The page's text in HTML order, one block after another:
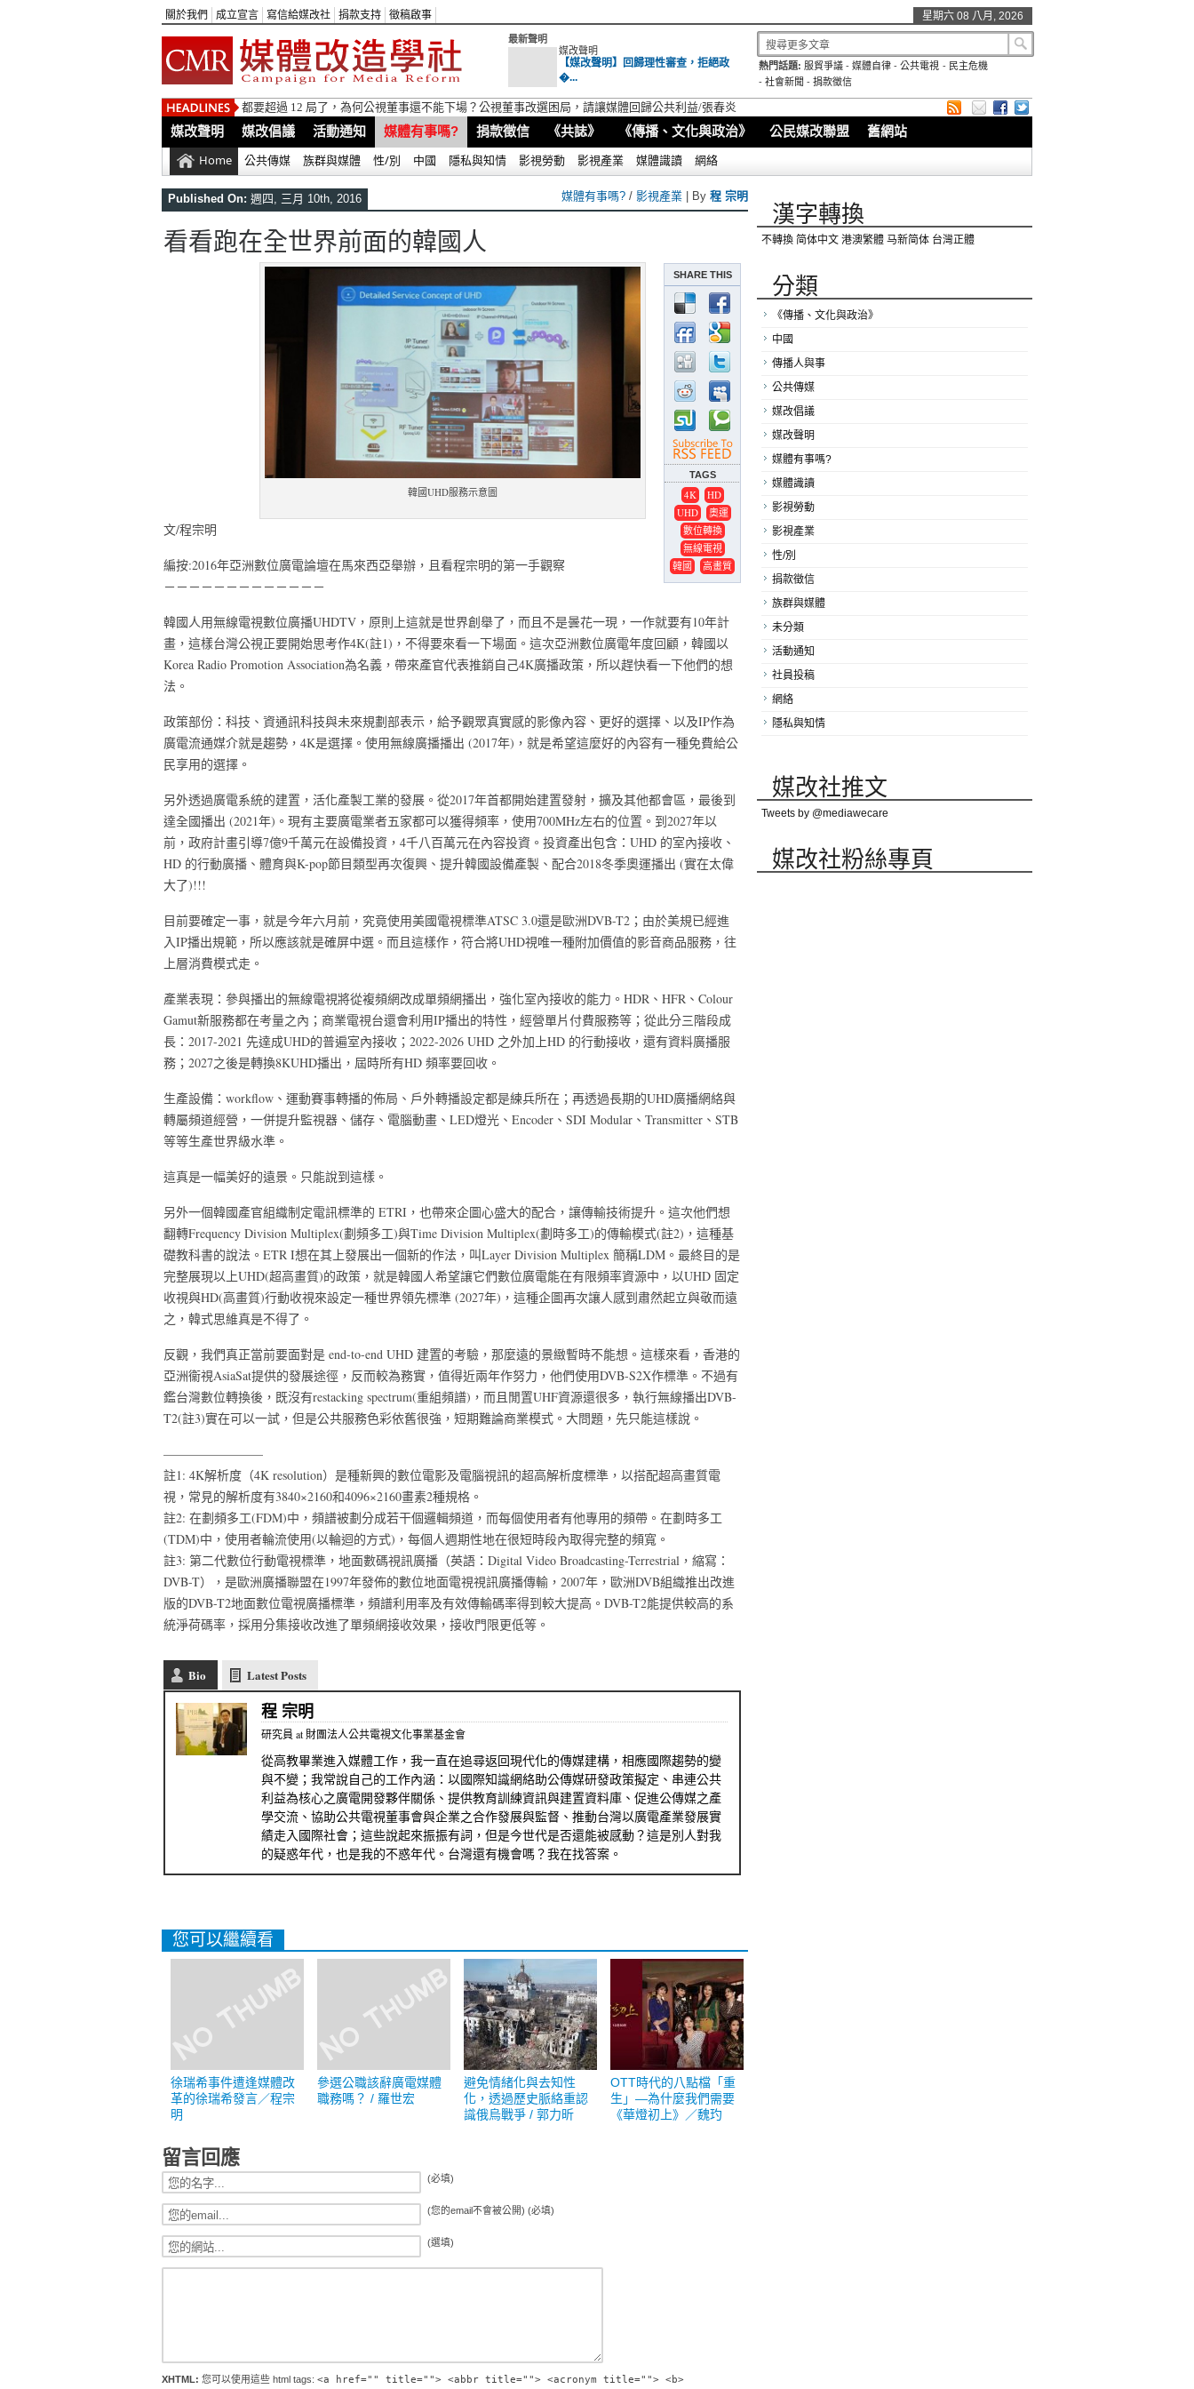
關於我們 成立宣言 寫信給媒改社 捐款支持 徵稿啟事 星期六 08 八月, 2026
最新聲明
媒改聲明
【媒改聲明】回歸理性審查，拒絕政
�...
熱門話題: 服貿爭議 -媒體自律 -公共電視 - 民主危機
- 社會新聞 - 捐款徵信
都要超過 12 局了，為何公視董事還不能下場？公視董事改選困局，請讓媒體回歸公共利益/張春炎
媒改聲明 媒改倡議 活動通知 媒體有事嗎? 捐款徵信 《共誌》 《傳播、文化與政治》 公民媒改聯盟 舊網站
Home 公共傳媒 族群與媒體 性/別 中國 隱私與知情 影視勞動 影視產業 媒體識讀 網絡
Published On: 週四, 三月 10th, 2016 媒體有事嗎? / 影視產業 | By 程 宗明
看看跑在全世界前面的韓國人
SHARE THIS
TAGS
4K
HD
UHD
奧運
數位轉換
無線電視
韓國
高畫質
韓國UHD服務示意圖
文/程宗明
編按:2016年亞洲數位廣電論壇在馬來西亞舉辦，且看程宗明的第一手觀察
－－－－－－－－－－－－－
韓國人用無線電視數位廣播UHDTV，原則上這就是世界創舉了，而且不是曇花一現，一作就要有10年計
畫，這樣台灣公視正要開始思考作4K(註1)，不得要來看一下場面。 這次亞洲數位廣電年度回顧，韓國以
Korea Radio Promotion Association為名義，帶來產官代表推銷自己4K廣播政策，所以趕快看一下他們的想
法。
政策部份：科技、資通訊科技與未來規劃部表示，給予觀眾真實感的影像內容、更好的選擇、以及IP作為
廣電流通媒介就是趨勢，4K是選擇。使用無線廣播播出 (2017年)，就是希望這麼好的內容有一種免費給公
民享用的選擇。
另外透過廣電系統的建置，活化產製工業的發展。從2017年首都開始建置發射，擴及其他都會區，最後到
達全國播出 (2021年)。現有主要廣電業者五家都可以獲得頻率，使用700MHz左右的位置。到2027年以
前，政府計畫引導7億9千萬元在設備投資，4千八百萬元在內容投資。投資產出包含：UHD 的室內接收、
HD 的行動廣播、體育與K-pop節目類型再次復興、提升韓國設備產製、配合2018冬季奧運播出 (實在太偉
大了)!!!
目前要確定一事，就是今年六月前，究竟使用美國電視標準ATSC 3.0還是歐洲DVB-T2；由於美規已經進
入IP播出規範，所以應該就是確屏中選。而且這樣作，符合將UHD視唯一種附加價值的影音商品服務，往
上層消費模式走。
產業表現：參與播出的無線電視將從複頻網改成單頻網播出，強化室內接收的能力。HDR、HFR、Colour
Gamut新服務都在考量之內；商業電視台還會利用IP播出的特性，經營單片付費服務等；從此分三階段成
長：2017-2021 先達成UHD的普遍室內接收；2022-2026 UHD 之外加上HD 的行動接收，還有資料廣播服
務；2027之後是轉換8KUHD播出，屆時所有HD 頻率要回收。
生產設備：workflow、運動賽事轉播的佈局、戶外轉播設定都是練兵所在；再透過長期的UHD廣播網絡與
轉屬頻道經營，一併提升監視器、儲存、電腦動畫、LED燈光、Encoder、SDI Modular、Transmitter、STB
等等生產世界級水準。
這真是一幅美好的遠景。只能說到這樣。
另外一個韓國產官組織制定電訊標準的 ETRI，也帶來企圖心盛大的配合，讓傳輸技術提升。這次他們想
翻轉Frequency Division Multiplex(劃頻多工)與Time Division Multiplex(劃時多工)的傳輸模式(註2)，這種基
礎教科書的說法。ETR I想在其上發展出一個新的作法，叫Layer Division Multiplex 簡稱LDM。最終目的是
完整展現以上UHD(超高畫質)的政策，就是韓國人希望讓它們數位廣電能在有限頻率資源中，以UHD 固定
收視與HD(高畫質)行動收視來設定一種世界領先標準 (2027年)，這種企圖再次讓人感到肅然起立與敬而遠
之，韓式思維真是不得了。
反觀，我們真正當前要面對是 end-to-end UHD 建置的考驗，那麼遠的景緻暫時不能想。這樣來看，香港的
亞洲衞視AsiaSat提供的發展途徑，反而較為務實，值得近兩年作努力，他們使用DVB-S2X作標準。不過有
鑑台灣數位轉換後，既沒有restacking spectrum(重組頻譜)，而且閒置UHF資源還很多，執行無線播出DVB-
T2(註3)實在可以一試，但是公共服務色彩依舊很強，短期難論商業模式。大問題，先只能這樣說。
————————
註1: 4K解析度（4K resolution）是種新興的數位電影及電腦視訊的超高解析度標準，以搭配超高畫質電
視，常見的解析度有3840×2160和4096×2160畫素2種規格。
註2: 在劃頻多工(FDM)中，頻譜被劃分成若干個邏輯頻道，而每個使用者有他專用的頻帶。在劃時多工
(TDM)中，使用者輪流使用(以輪迴的方式)，每個人週期性地在很短時段內取得完整的頻寬。
註3: 第二代數位行動電視標準，地面數碼視訊廣播（英語：Digital Video Broadcasting-Terrestrial，縮寫：
DVB-T），是歐洲廣播聯盟在1997年發佈的數位地面電視視訊廣播傳輸，2007年，歐洲DVB組織推出改進
版的DVB-T2地面數位電視廣播標準，頻譜利用率及有效傳輸碼率得到較大提高。DVB-T2能提供較高的系
統淨荷碼率，採用分集接收改進了單頻網接收效果，接收門限更低等。
Bio Latest Posts
程 宗明
研究員 at 財團法人公共電視文化事業基金會
從高教畢業進入媒體工作，我一直在追尋返回現代化的傳媒建構，相應國際趨勢的變
與不變；我常說自己的工作內涵：以國際知識網絡助公傳媒研發政策擬定、串連公共
利益為核心之廣電開發夥伴關係、提供教育訓練資訊與建置資料庫、促進公傳媒之產
學交流、協助公共電視董事會與企業之合作發展與監督、推動台灣以廣電產業發展實
績走入國際社會；這些說起來振振有詞，但是今世代是否還能被感動？這是別人對我
的疑惑年代，也是我的不惑年代。台灣還有機會嗎？我在找答案。
您可以繼續看
徐瑞希事件遭逢媒體改
革的徐瑞希發言／程宗
明
參選公職該辭廣電媒體
職務嗎？ / 羅世宏
避免情緒化與去知性
化，透過歷史脈絡重認
識俄烏戰爭 / 郭力昕
OTT時代的八點檔「重
生」—為什麼我們需要
《華燈初上》／魏玓
留言回應
(必填)
(您的email不會被公開) (必填)
(選填)
XHTML: 您可以使用這些 html tags: <a href="" title=""> <abbr title=""> <acronym title=""> <b>
漢字轉換
不轉換 简体中文 港澳繁體 马新简体 台灣正體
分類
《傳播、文化與政治》
中國
傳播人與事
公共傳媒
媒改倡議
媒改聲明
媒體有事嗎?
媒體識讀
影視勞動
影視產業
性/別
捐款徵信
族群與媒體
未分類
活動通知
社員投稿
網絡
隱私與知情
媒改社推文
Tweets by @mediawecare
媒改社粉絲專頁